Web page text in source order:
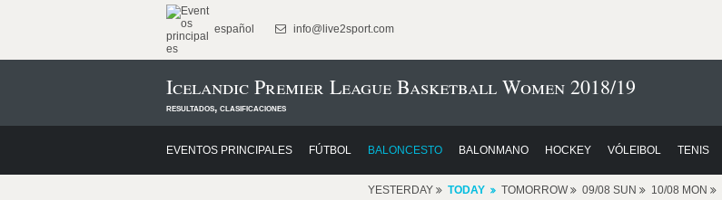
español info@live2sport.com
Icelandic Premier League Basketball Women 2018/19
resultados, clasificaciones
EVENTOS PRINCIPALES FÚTBOL BALONCESTO BALONMANO HOCKEY VÓLEIBOL TENIS
YESTERDAY TODAY TOMORROW 09/08 SUN 10/08 MON